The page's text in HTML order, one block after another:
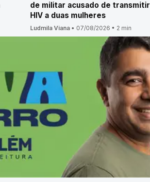
de militar acusado de transmitir
HIV a duas mulheres
Ludmila Viana • 07/08/2026 • 2 min